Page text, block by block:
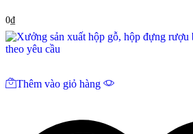
0₫
Thêm vào giỏ hàng